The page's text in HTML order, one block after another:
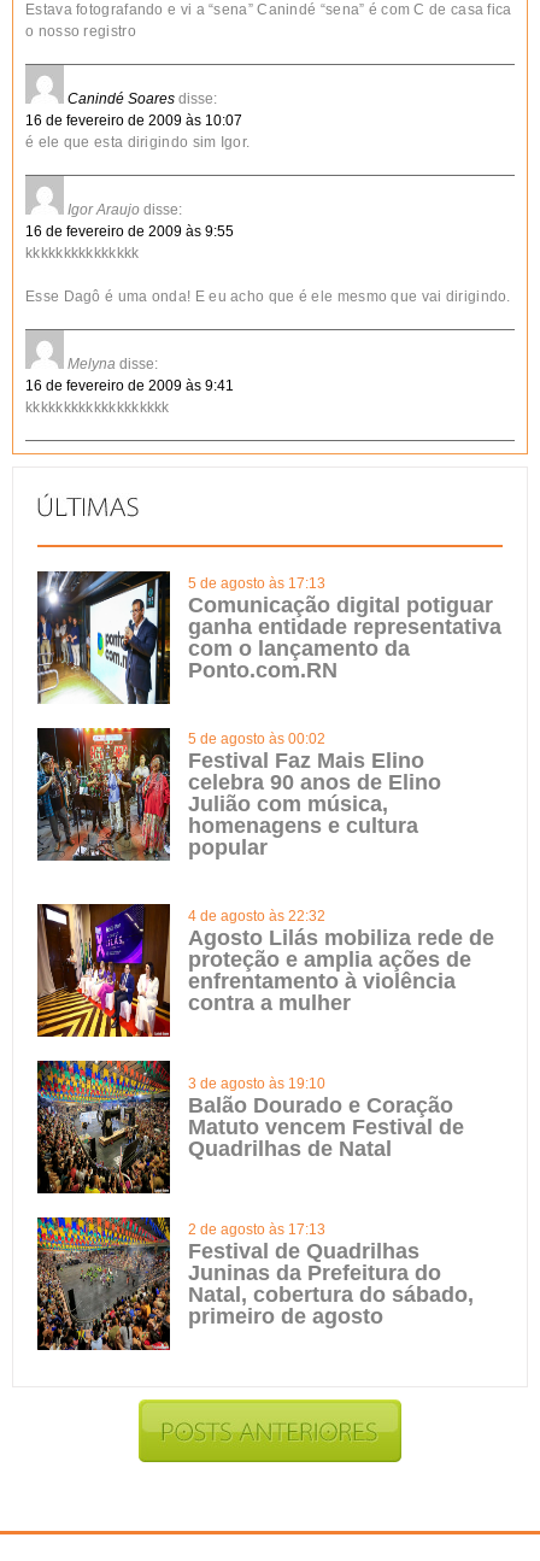
Estava fotografando e vi a “sena” Canindé “sena” é com C de casa fica
o nosso registro
Canindé Soares disse:
16 de fevereiro de 2009 às 10:07
é ele que esta dirigindo sim Igor.
Igor Araujo disse:
16 de fevereiro de 2009 às 9:55
kkkkkkkkkkkkkkk
Esse Dagô é uma onda! E eu acho que é ele mesmo que vai dirigindo.
Melyna disse:
16 de fevereiro de 2009 às 9:41
kkkkkkkkkkkkkkkkkkk
5 de agosto às 17:13
Comunicação digital potiguar
ganha entidade representativa
com o lançamento da
Ponto.com.RN
5 de agosto às 00:02
Festival Faz Mais Elino
celebra 90 anos de Elino
Julião com música,
homenagens e cultura
popular
4 de agosto às 22:32
Agosto Lilás mobiliza rede de
proteção e amplia ações de
enfrentamento à violência
contra a mulher
3 de agosto às 19:10
Balão Dourado e Coração
Matuto vencem Festival de
Quadrilhas de Natal
2 de agosto às 17:13
Festival de Quadrilhas
Juninas da Prefeitura do
Natal, cobertura do sábado,
primeiro de agosto